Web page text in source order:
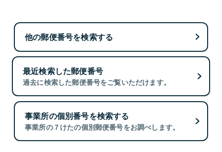
他の郵便番号を検索する
最近検索した郵便番号
過去に検索した郵便番号をご覧いただけます。
事業所の個別番号を検索する
事業所の７けたの個別郵便番号をお調べします。